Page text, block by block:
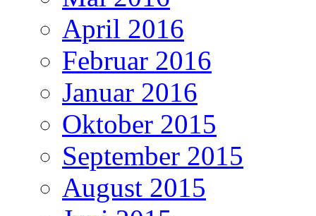
April 2016
Februar 2016
Januar 2016
Oktober 2015
September 2015
August 2015